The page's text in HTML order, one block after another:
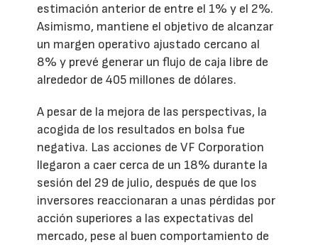
estimación anterior de entre el 1% y el 2%.
Asimismo, mantiene el objetivo de alcanzar
un margen operativo ajustado cercano al
8% y prevé generar un flujo de caja libre de
alrededor de 405 millones de dólares.
A pesar de la mejora de las perspectivas, la
acogida de los resultados en bolsa fue
negativa. Las acciones de VF Corporation
llegaron a caer cerca de un 18% durante la
sesión del 29 de julio, después de que los
inversores reaccionaran a unas pérdidas por
acción superiores a las expectativas del
mercado, pese al buen comportamiento de